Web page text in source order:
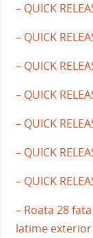
– QUICK
– QUICK
– QUICK
– QUICK
– QUICK
– QUICK
– QUICK
– Roata 28
latime exterior